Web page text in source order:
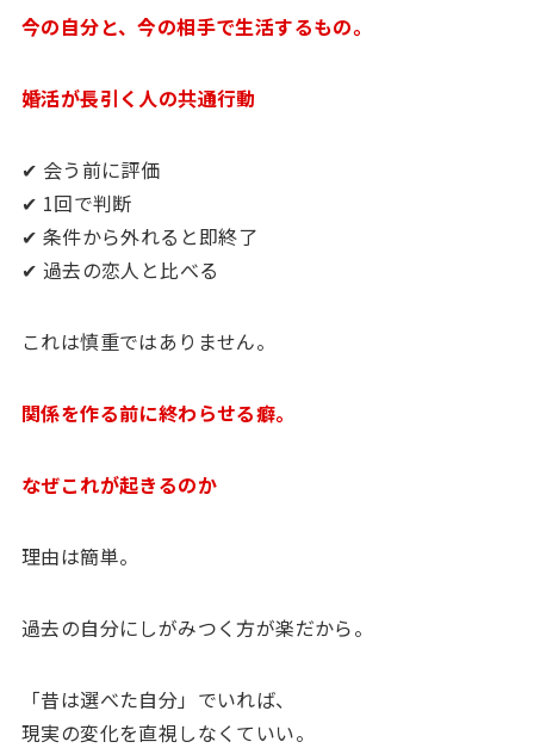
今の自分と、今の相手で生活するもの。
婚活が長引く人の共通行動
✔ 会う前に評価
✔ 1回で判断
✔ 条件から外れると即終了
✔ 過去の恋人と比べる
これは慎重ではありません。
関係を作る前に終わらせる癖。
なぜこれが起きるのか
理由は簡単。
過去の自分にしがみつく方が楽だから。
「昔は選べた自分」でいれば、
現実の変化を直視しなくていい。